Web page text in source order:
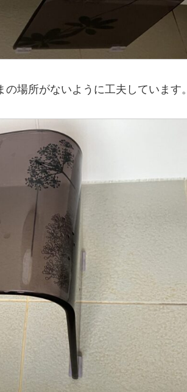
場所がないように工夫しています。